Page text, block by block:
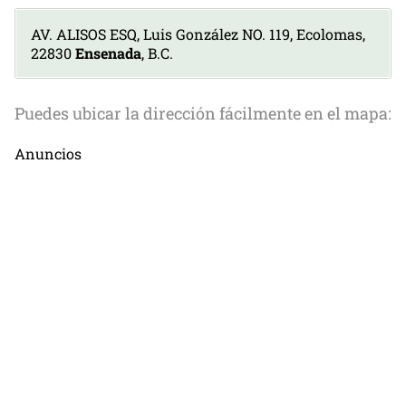
AV. ALISOS ESQ, Luis González NO. 119, Ecolomas,
22830Ensenada, B.C.
Puedes ubicar la dirección fácilmente en el mapa:
Anuncios